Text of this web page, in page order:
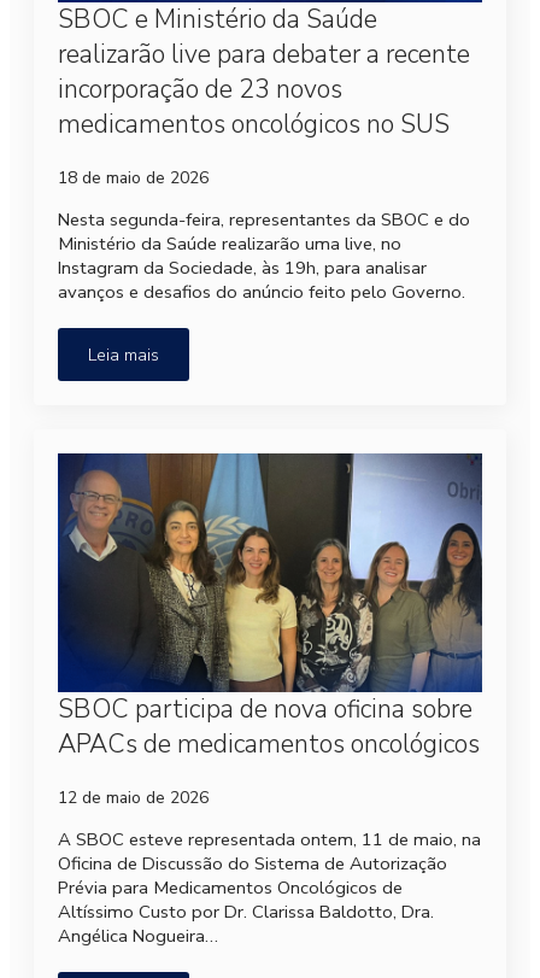
SBOC e Ministério da Saúde
realizarão live para debater a recente
incorporação de 23 novos
medicamentos oncológicos no SUS
18 de maio de 2026
Nesta segunda-feira, representantes da SBOC e do
Ministério da Saúde realizarão uma live, no
Instagram da Sociedade, às 19h, para analisar
avanços e desafios do anúncio feito pelo Governo.
Leia mais
SBOC participa de nova oficina sobre
APACs de medicamentos oncológicos
12 de maio de 2026
A SBOC esteve representada ontem, 11 de maio, na
Oficina de Discussão do Sistema de Autorização
Prévia para Medicamentos Oncológicos de
Altíssimo Custo por Dr. Clarissa Baldotto, Dra.
Angélica Nogueira…